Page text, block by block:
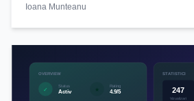
Ioana Munteanu